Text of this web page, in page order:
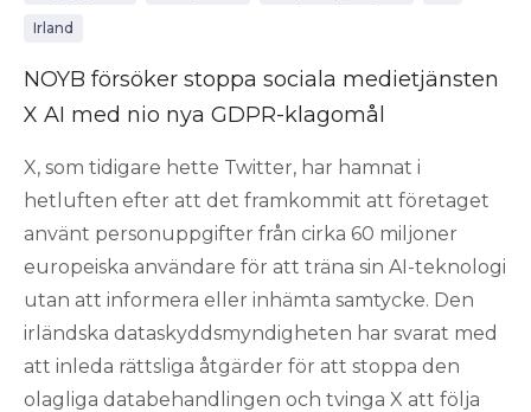
Irland
NOYB försöker stoppa sociala medietjänsten
X AI med nio nya GDPR-klagomål
X, som tidigare hette Twitter, har hamnat i
hetluften efter att det framkommit att företaget
använt personuppgifter från cirka 60 miljoner
europeiska användare för att träna sin AI-teknologi
utan att informera eller inhämta samtycke. Den
irländska dataskyddsmyndigheten har svarat med
att inleda rättsliga åtgärder för att stoppa den
olagliga databehandlingen och tvinga X att följa